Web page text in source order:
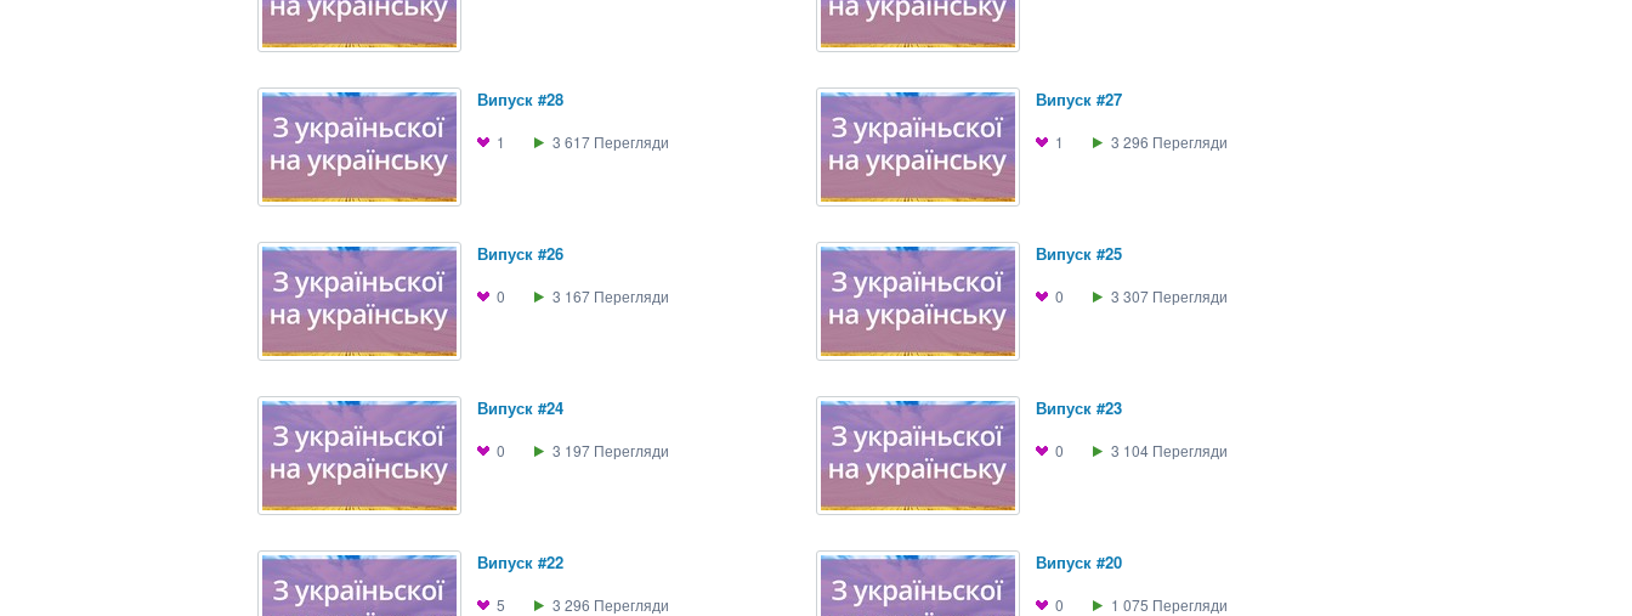
Випуск #28
1 3 617 Перегляди
Випуск #27
1 3 296 Перегляди
Випуск #26
0 3 167 Перегляди
Випуск #25
0 3 307 Перегляди
Випуск #24
0 3 197 Перегляди
Випуск #23
0 3 104 Перегляди
Випуск #22
5 3 296 Перегляди
Випуск #20
0 1 075 Перегляди